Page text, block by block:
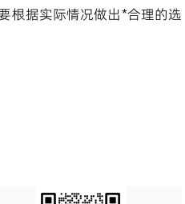
根据实际情况做出*合理的选